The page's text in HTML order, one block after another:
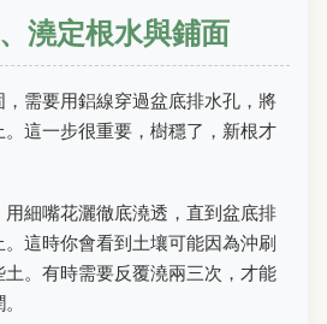
澆定根水與鋪面
需要用鋁線穿過盆底排水孔，將
這一步很重要，樹穩了，新根才
用細嘴花灑徹底澆透，直到盆底排
這時你會看到土壤可能因為沖刷
。有時需要反覆澆兩三次，才能